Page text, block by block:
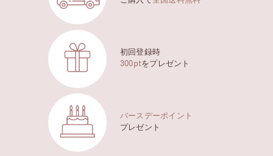
初回登録時
300ptをプレゼント
バースデーポイント
プレゼント